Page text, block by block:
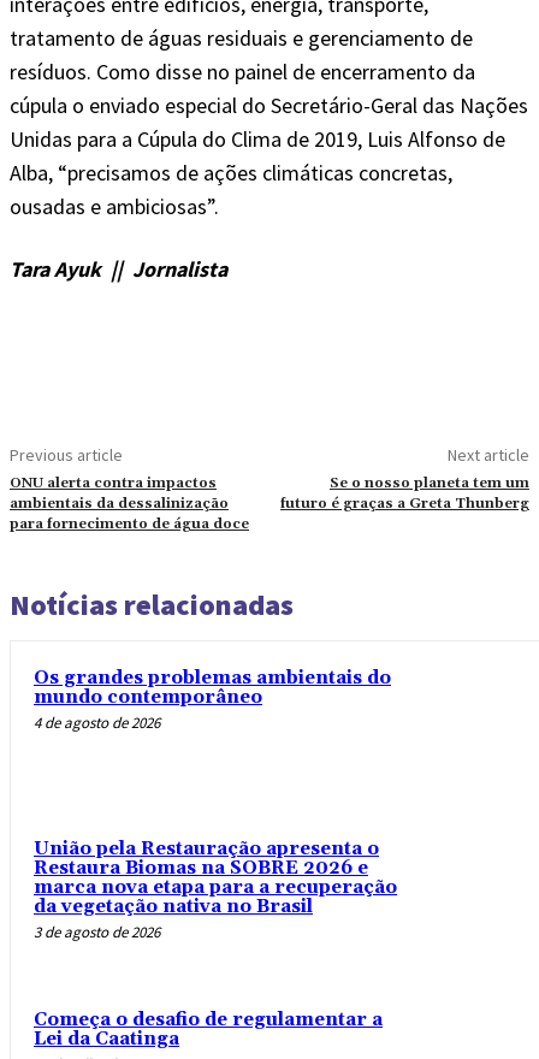
tratamento de águas residuais e gerenciamento de
resíduos. Como disse no painel de encerramento da
cúpula o enviado especial do Secretário-Geral das Nações
Unidas para a Cúpula do Clima de 2019, Luis Alfonso de
Alba, “precisamos de ações climáticas concretas,
ousadas e ambiciosas”.
Tara Ayuk || Jornalista
Previous article
ONU alerta contra impactos
ambientais da dessalinização
para fornecimento de água doce
Next article
Se o nosso planeta tem um
futuro é graças a Greta Thunberg
Notícias relacionadas
Os grandes problemas ambientais do
mundo contemporâneo
4 de agosto de 2026
União pela Restauração apresenta o
Restaura Biomas na SOBRE 2026 e
marca nova etapa para a recuperação
da vegetação nativa no Brasil
3 de agosto de 2026
Começa o desafio de regulamentar a
Lei da Caatinga